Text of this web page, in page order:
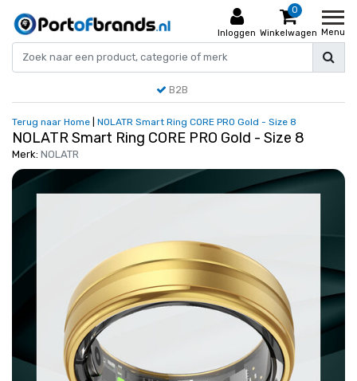
Inloggen
0
Winkelwagen Menu
B2B
Terug naar Home NOLATR Smart Ring CORE PRO Gold - Size 8
NOLATR Smart Ring CORE PRO Gold - Size 8
Merk: NOLATR